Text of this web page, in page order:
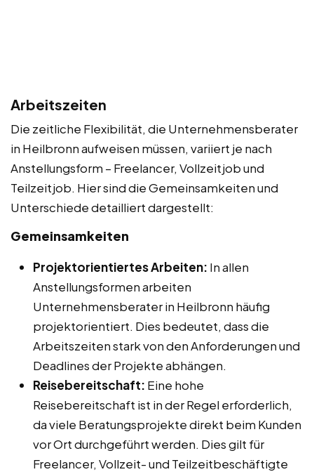
Arbeitszeiten
Die zeitliche Flexibilität, die Unternehmensberater
in Heilbronn aufweisen müssen, variiert je nach
Anstellungsform – Freelancer, Vollzeitjob und
Teilzeitjob. Hier sind die Gemeinsamkeiten und
Unterschiede detailliert dargestellt:
Gemeinsamkeiten
Projektorientiertes Arbeiten: In allen
Anstellungsformen arbeiten
Unternehmensberater in Heilbronn häufig
projektorientiert. Dies bedeutet, dass die
Arbeitszeiten stark von den Anforderungen und
Deadlines der Projekte abhängen.
Reisebereitschaft: Eine hohe
Reisebereitschaft ist in der Regel erforderlich,
da viele Beratungsprojekte direkt beim Kunden
vor Ort durchgeführt werden. Dies gilt für
Freelancer, Vollzeit- und Teilzeitbeschäftigte